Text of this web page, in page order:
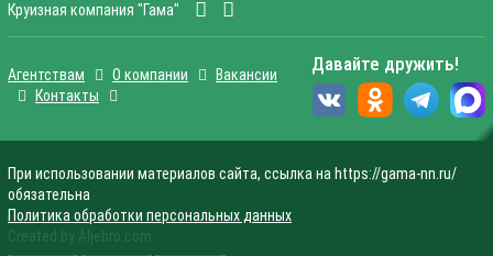
Круизная компания "Гама"
Агентствам О компании
Вакансии
Контакты
Давайте дружить!
При использовании материалов сайта, ссылка на https://gama-nn.ru/
обязательна
Политика обработки персональных данных
Created by Aljebro.com